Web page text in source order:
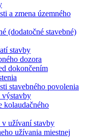
a zmena územného
(dodatočné stavebné)
stavby
dozora
dokončením
stavebného povolenia
výstavby
kolaudačného
v užívaní stavby
užívania miestnej